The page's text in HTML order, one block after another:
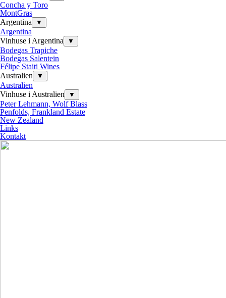
Concha y Toro
MontGras
Argentina
▼
Argentina
Vinhuse i Argentina
▼
Bodegas Trapiche
Bodegas Salentein
Félipe Staiti Wines
Australien
▼
Australien
Vinhuse i Australien
▼
Peter Lehmann, Wolf Blass
Penfolds, Frankland Estate
New Zealand
Links
Kontakt